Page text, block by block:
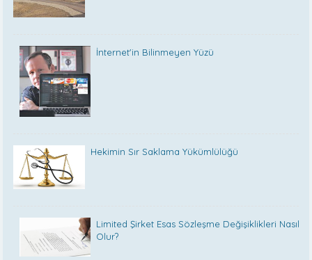
İnternet'in Bilinmeyen Yüzü
Hekimin Sır Saklama Yükümlülüğü
Limited Şirket Esas Sözleşme Değişiklikleri Nasıl
Olur?